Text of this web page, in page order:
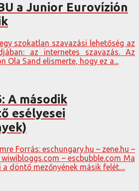
a Junior Eurovízión
szokatlan szavazási lehetőség az
az internetes szavazás. Az
Ola Sand elismerte, hogy ez a...
A második
esélyesei
Forrás: eschungary.hu – zene.hu –
– escbubble.com Ma
döntő mezőnyének másik felét....